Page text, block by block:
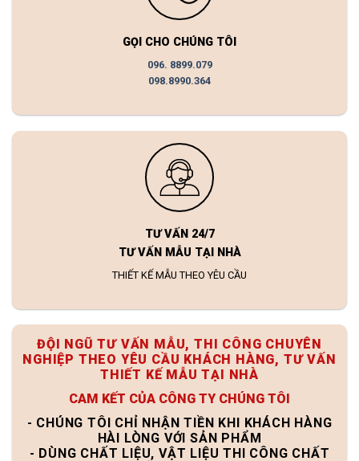
GỌI CHO CHÚNG TÔI
096. 8899.079
098.8990.364
TƯ VẤN 24/7
TƯ VẤN MẪU TẠI NHÀ
THIẾT KẾ MẪU THEO YÊU CẦU
ĐỘI NGŨ TƯ VẤN MẪU, THI CÔNG CHUYÊN
NGHIỆP THEO YÊU CẦU KHÁCH HÀNG, TƯ VẤN
THIẾT KẾ MẪU TẠI NHÀ
CAM KẾT CỦA CÔNG TY CHÚNG TÔI
- CHÚNG TÔI CHỈ NHẬN TIỀN KHI KHÁCH HÀNG
HÀI LÒNG VỚI SẢN PHẨM
- DÙNG CHẤT LIỆU, VẬT LIỆU THI CÔNG CHẤT